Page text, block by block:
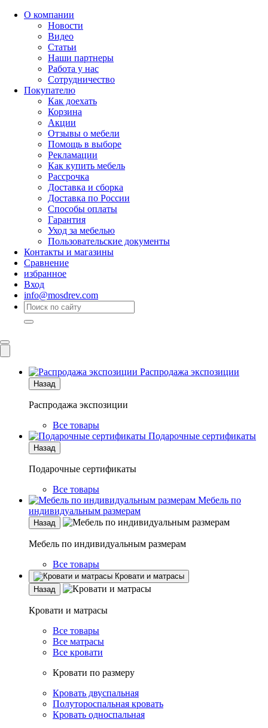
О компании
Новости
Видео
Статьи
Наши партнеры
Работа у нас
Сотрудничество
Покупателю
Как доехать
Корзина
Акции
Отзывы о мебели
Помощь в выборе
Рекламации
Как купить мебель
Рассрочка
Доставка и сборка
Доставка по России
Способы оплаты
Гарантия
Уход за мебелью
Пользовательские документы
Контакты и магазины
Сравнение
избранное
Вход
info@mosdrev.com
Распродажа экспозиции
Назад
Распродажа экспозиции
Все товары
Подарочные сертификаты
Назад
Подарочные сертификаты
Все товары
Мебель по
индивидуальным размерам
Назад
Мебель по индивидуальным размерам
Все товары
Кровати и матрасы
Назад
Кровати и матрасы
Все товары
Все матрасы
Все кровати
Кровати по размеру
Кровать двуспальная
Полутороспальная кровать
Кровать односпальная